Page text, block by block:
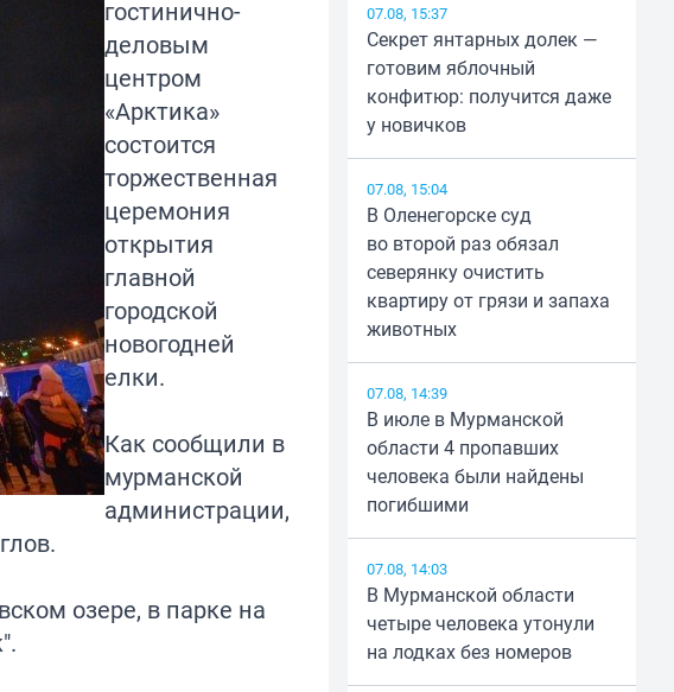
гостинично-
деловым
центром
«Арктика»
состоится
торжественная
церемония
открытия
главной
городской
новогодней
елки.
Как сообщили в
мурманской
администрации,
озере, в парке на
07.08, 15:37
Секрет янтарных долек —
готовим яблочный
конфитюр: получится даже
у новичков
07.08, 15:04
В Оленегорске суд
во второй раз обязал
северянку очистить
квартиру от грязи и запаха
животных
07.08, 14:39
В июле в Мурманской
области 4 пропавших
человека были найдены
погибшими
07.08, 14:03
В Мурманской области
четыре человека утонули
на лодках без номеров